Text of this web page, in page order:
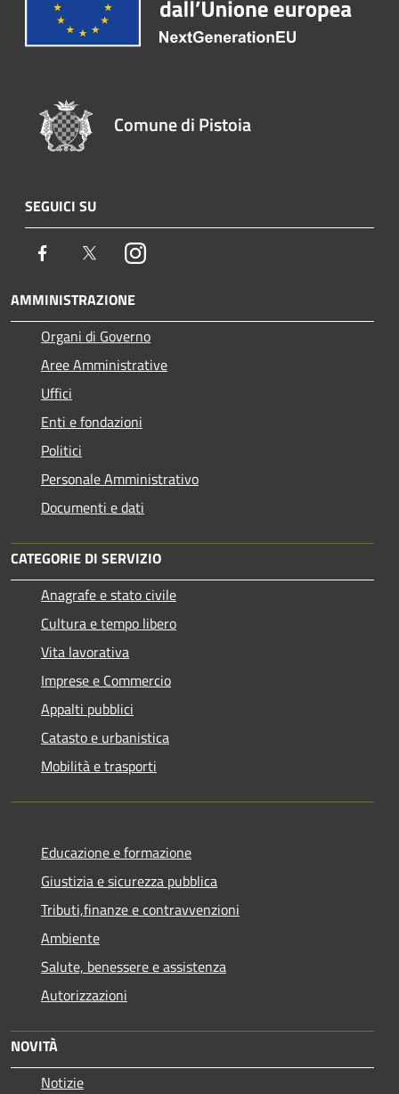
Comune di Pistoia
SEGUICI SU
Facebook TwitterInstagram
AMMINISTRAZIONE
Organi di Governo
Aree Amministrative
Uffici
Enti e fondazioni
Politici
Personale Amministrativo
Documenti e dati
CATEGORIE DI SERVIZIO
Anagrafe e stato civile
Cultura e tempo libero
Vita lavorativa
Imprese e Commercio
Appalti pubblici
Catasto e urbanistica
Mobilità e trasporti
Educazione e formazione
Giustizia e sicurezza pubblica
Tributi,finanze e contravvenzioni
Ambiente
Salute, benessere e assistenza
Autorizzazioni
NOVITÀ
Notizie